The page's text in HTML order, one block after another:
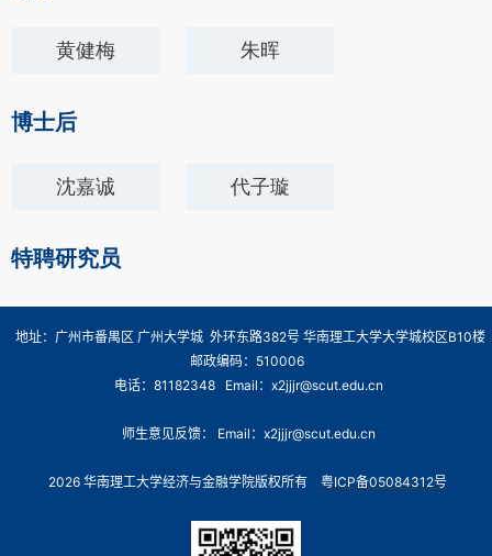
黄健梅 ​朱晖
博士后
沈嘉诚 代子璇
特聘研究员
地址：广州市番禺区 广州大学城 外环东路382号 华南理工大学大学城校区B10楼
邮政编码：510006
电话：81182348 Email：x2jjjr@scut.edu.cn
师生意见反馈： Email：x2jjjr@scut.edu.cn
2026 华南理工大学经济与金融学院版权所有 粤ICP备05084312号